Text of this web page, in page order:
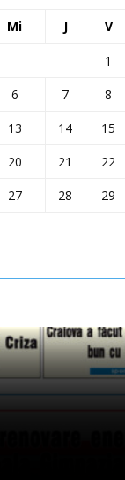
Mi J V
1
6 7 8
13 14 15
20 21 22
27 28 29